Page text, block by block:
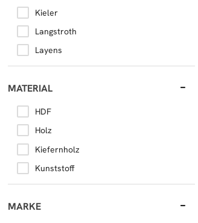
Kieler
Langstroth
Layens
MATERIAL
HDF
Holz
Kiefernholz
Kunststoff
MARKE